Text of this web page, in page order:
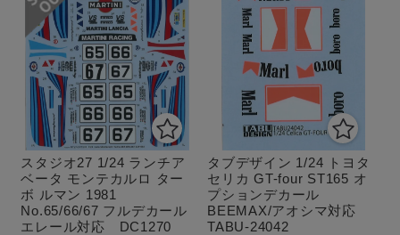
スタジオ27 1/24 ランチア
ベータ モンテカルロ ター
ボ ルマン 1981
No.65/66/67 フルデカール
エレール対応 DC1270
タブデザイン 1/24 トヨタ
セリカ GT-four ST165 オ
プションデカール
BEEMAX/アオシマ対応
TABU-24042